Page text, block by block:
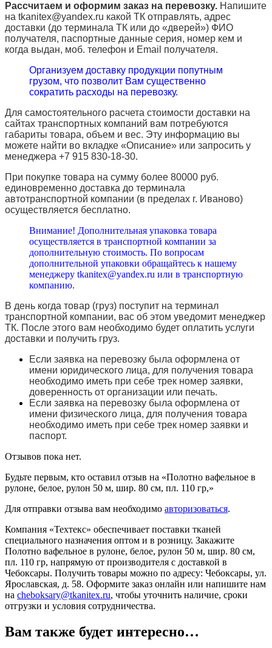
Рассчитаем и оформим заказ на перевозку. Напишите
на tkanitex@yandex.ru какой ТК отправлять, адрес
доставки (до терминала ТК или до «дверей») ФИО
получателя, паспортные данные серия, номер кем и
когда выдан, моб. телефон и Email получателя.
Организуем доставку продукции попутным
грузом, что позволит Вам существенно
сократить расходы на перевозку.
Для самостоятельного расчета стоимости доставки на
сайтах транспортных компаний вам потребуются
габариты товара, объем и вес. Эту информацию вы
можете найти во вкладке «Описание» или запросить у
менеджера +7 915 830-18-30.
При покупке товара на сумму более 80000 руб.
единовременно доставка до терминала
автотранспортной компании (в пределах г. Иваново)
осуществляется бесплатно.
Внимание! Дополнительная упаковка товара
осуществляется в транспортной компании за
дополнительную стоимость. По вопросам
дополнительной упаковки обращайтесь к нашему
менеджеру tkanitex@yandex.ru или в транспортную
компанию.
В день когда товар (груз) поступит на терминал
транспортной компании, вас об этом уведомит менеджер
ТК. После этого вам необходимо будет оплатить услуги
доставки и получить груз.
Если заявка на перевозку была оформлена от
имени юридического лица, для получения товара
необходимо иметь при себе трек номер заявки,
доверенность от организации или печать.
Если заявка на перевозку была оформлена от
имени физического лица, для получения товара
необходимо иметь при себе трек номер заявки и
паспорт.
Отзывов пока нет.
Будьте первым, кто оставил отзыв на «Полотно вафельное в
рулоне, белое, рулон 50 м, шир. 80 см, пл. 110 гр,»
Для отправки отзыва вам необходимо авторизоваться.
Компания «Техтекс» обеспечивает поставки тканей
специального назначения оптом и в розницу. Закажите
Полотно вафельное в рулоне, белое, рулон 50 м, шир. 80 см,
пл. 110 гр, напрямую от производителя с доставкой в
Чебоксары. Получить товары можно по адресу: Чебоксары, ул.
Ярославская, д. 58. Оформите заказ онлайн или напишите нам
на cheboksary@tkanitex.ru, чтобы уточнить наличие, сроки
отгрузки и условия сотрудничества.
Вам также будет интересно…